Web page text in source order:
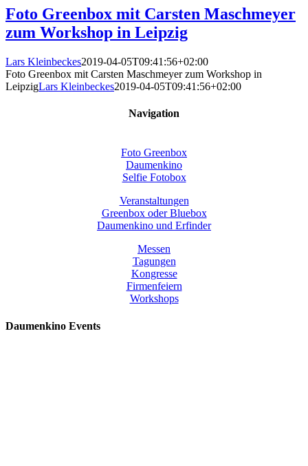
Foto Greenbox mit Carsten Maschmeyer
zum Workshop in Leipzig
Lars Kleinbeckes2019-04-05T09:41:56+02:00
Foto Greenbox mit Carsten Maschmeyer zum Workshop in
LeipzigLars Kleinbeckes2019-04-05T09:41:56+02:00
Navigation
Foto Greenbox
Daumenkino
Selfie Fotobox
Veranstaltungen
Greenbox oder Bluebox
Daumenkino und Erfinder
Messen
Tagungen
Kongresse
Firmenfeiern
Workshops
Daumenkino Events